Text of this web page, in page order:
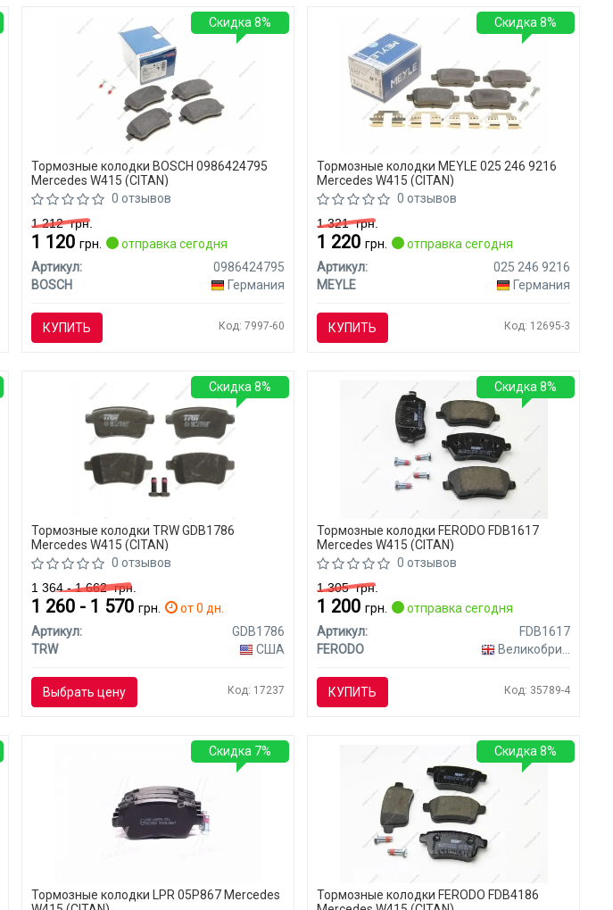
Тормозные колодки BOSCH 0986424795
Mercedes W415 (CITAN)
0 отзывов
1 212грн.
1 120грн.
отправка сегодня
Артикул:
0986424795
BOSCH
Германия
КУПИТЬ Код: 7997-60
Скидка 8%
Тормозные колодки MEYLE 025 246 9216
Mercedes W415 (CITAN)
0 отзывов
1 321грн.
1 220грн.
отправка сегодня
Артикул:
025 246 9216
MEYLE
Германия
КУПИТЬ Код: 12695-3
Скидка 8%
Тормозные колодки TRW GDB1786
Mercedes W415 (CITAN)
0 отзывов
1 364 - 1 662грн.
1 260 - 1 570грн.
от 0 дн.
Артикул:
GDB1786
TRW
США
Выбрать цену Код: 17237
Скидка 8%
Тормозные колодки FERODO FDB1617
Mercedes W415 (CITAN)
0 отзывов
1 305грн.
1 200грн.
отправка сегодня
Артикул:
FDB1617
FERODO
Великобритания
КУПИТЬ Код: 35789-4
Скидка 8%
Тормозные колодки LPR 05P867 Mercedes
Скидка 7%
Тормозные колодки FERODO FDB4186
Скидка 8%